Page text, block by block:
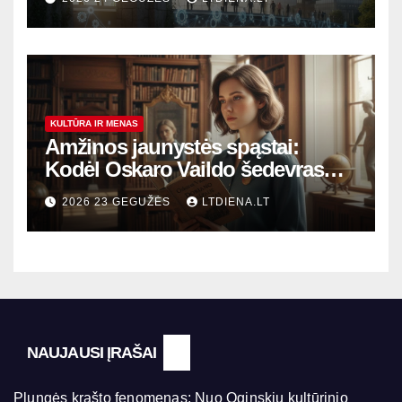
KULTŪRA IR MENAS
Amžinos jaunystės spąstai:
Kodėl Oskaro Vaildo šedevras
šiandien aktualesnis nei bet
kada?
2026 23 GEGUŽĖS LTDIENA.LT
NAUJAUSI ĮRAŠAI
Plungės krašto fenomenas: Nuo Oginskių kultūrinio